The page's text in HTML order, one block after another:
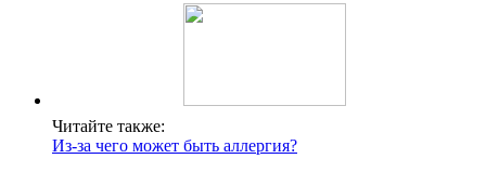
Читайте также:
Из-за чего может быть аллергия?